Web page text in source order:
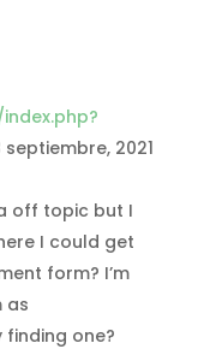
septiembre, 2021
off topic but I
I could get
form? I’m
as
finding one?